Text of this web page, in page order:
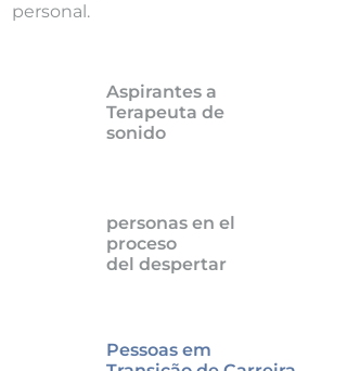
personal.
Aspirantes a
Terapeuta de
sonido
personas en el
proceso
del despertar
Pessoas em